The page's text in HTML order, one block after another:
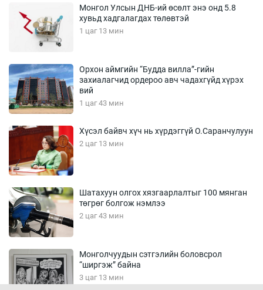
Монгол Улсын ДНБ-ий өсөлт энэ онд 5.8
хувьд хадгалагдах төлөвтэй
1 цаг 13 мин
Орхон аймгийн “Будда вилла”-гийн
захиалагчид ордероо авч чадахгүйд хүрэх
вий
1 цаг 43 мин
Хүсэл байвч хүч нь хүрдэггүй О.Саранчулуун
2 цаг 13 мин
Шатахуун олгох хязгаарлалтыг 100 мянган
төгрөг болгож нэмлээ
2 цаг 43 мин
Монголчуудын сэтгэлийн боловсрол
“ширгэж” байна
3 цаг 13 мин